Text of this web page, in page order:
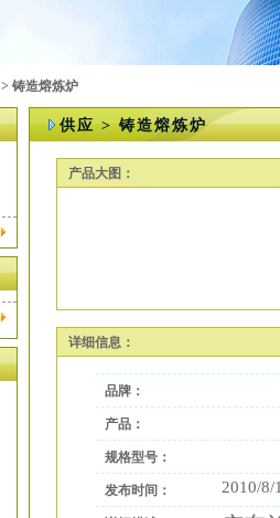
> 铸造熔炼炉
供应 > 铸造熔炼炉
产品大图：
详细信息：
品牌：
产品：
规格型号：
发布时间： 2010/8/